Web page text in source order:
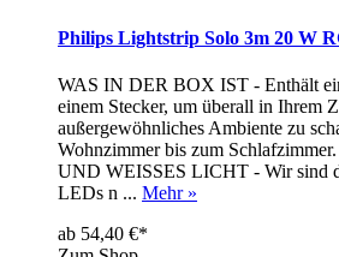
Philips Lightstrip Solo 3m 20 W
WAS IN DER BOX IST - Enthält
einem Stecker, um überall in Ihrem
außergewöhnliches Ambiente zu
Wohnzimmer bis zum
UND WEISSES LICHT - Wir sind
LEDs n ... Mehr »
ab 54,40 €*